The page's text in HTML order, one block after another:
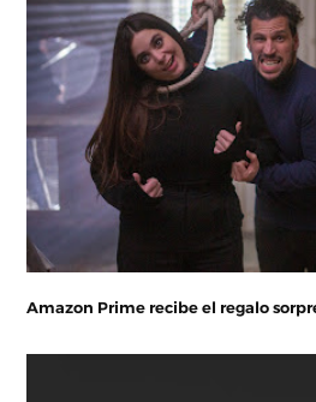
Amazon Prime recibe el regalo